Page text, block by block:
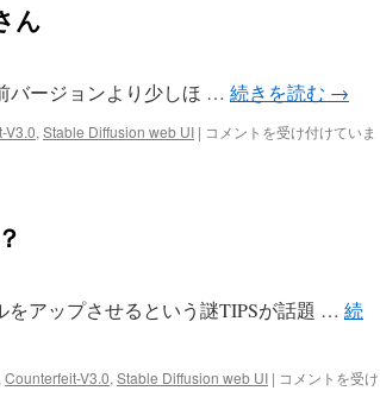
さ
ん
ん
バージョンより少しほ … 続きを読む →
V3.0, Stable Diffusion web UI | Counterfeit-
ね
さ
コメントを受け付けていま
アップさせるという謎TIPSが話題 … 続
Counterfeit-V3.0, Stable Diffusion web UI | ア
コメントを受け